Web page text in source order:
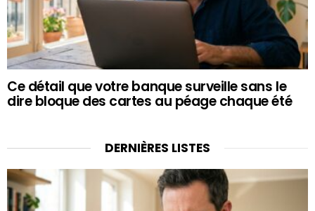
Ce détail que votre banque surveille sans le
dire bloque des cartes au péage chaque été
DERNIÈRES LISTES